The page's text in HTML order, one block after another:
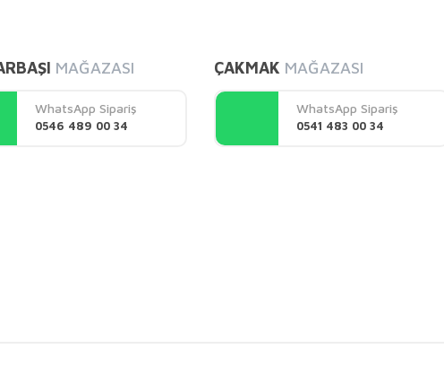
Yorum Yaz
MAĞAZASI
WhatsApp Sipariş
0546 489 00 34
ÇAKMAK MAĞAZASI
WhatsApp Sipariş
0541 483 00 34